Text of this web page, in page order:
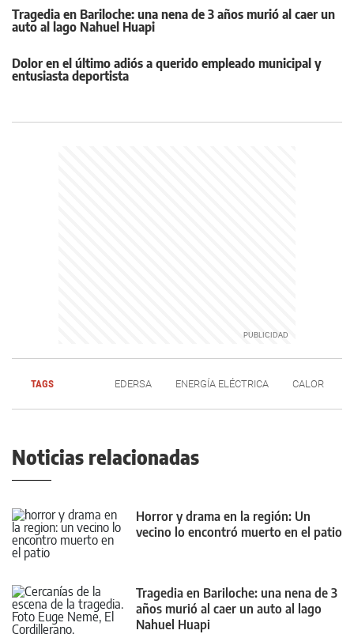
Tragedia en Bariloche: una nena de 3 años murió al caer un
auto al lago Nahuel Huapi
Dolor en el último adiós a querido empleado municipal y
entusiasta deportista
TAGS EDERSA ENERGÍA ELÉCTRICA CALOR
Noticias relacionadas
Horror y drama en la región: Un
vecino lo encontró muerto en el patio
Tragedia en Bariloche: una nena de 3
años murió al caer un auto al lago
Nahuel Huapi